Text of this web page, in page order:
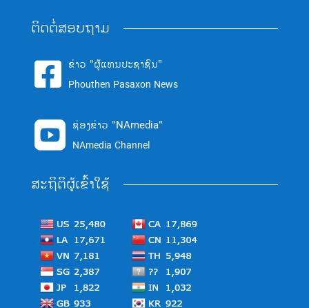
ຕິດຕໍ່ສອບຖາມ
 ຂ່າວ "ຜູ້ແທນປະຊາຊົນ"
Phouthen Pasaxon News
 ຊ່ອງຂ່າວ "NAmedia"
NAmedia Channel
ສະຖິຕິຜູ້ເຂົ້າໃຊ້